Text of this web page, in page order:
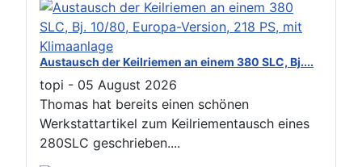
Austausch der Keilriemen an einem 380 SLC, Bj....
topi - 05 August 2026
Thomas hat bereits einen schönen
Werkstattartikel zum Keilriementausch eines
280SLC geschrieben....